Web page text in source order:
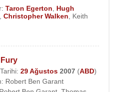
Fegley, Rob Riggle
yer alıyor.
- En İyi Yardımcı Erkek
Taron Egerton
Hugh
Christopher Walken
Keith
29 Ağustos 2007 (ABD)
Robert Ben Garant